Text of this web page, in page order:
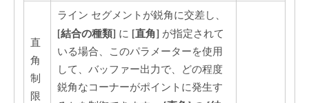
直
角
制
限
ライン セグメントが鋭角に交差し、
[結合の種類] に [直角] が指定されて
いる場合、このパラメーターを使用
して、バッファー出力で、どの程度
鋭角なコーナーがポイントに発生す